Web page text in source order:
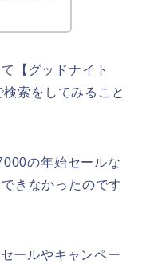
【グッドナイト
索をしてみること
の年始セールな
きなかったのです
ールやキャンペー